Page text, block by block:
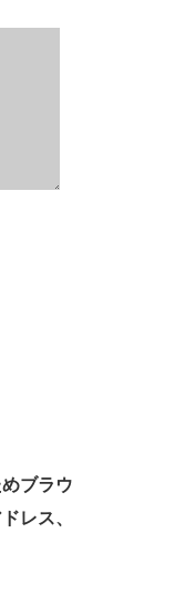
ブラウ
レス、